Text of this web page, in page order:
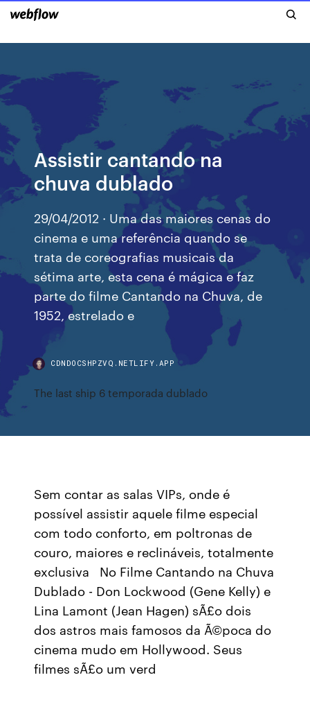
Assistir cantando na
chuva dublado
29/04/2012 · Uma das maiores cenas do
cinema e uma referência quando se
trata de coreografias musicais da
sétima arte, esta cena é mágica e faz
parte do filme Cantando na Chuva, de
1952, estrelado e
CDNDOCSHPZVQ.NETLIFY.APP
The last ship 6 temporada dublado
Sem contar as salas VIPs, onde é
possível assistir aquele filme especial
com todo conforto, em poltronas de
couro, maiores e reclináveis, totalmente
exclusiva No Filme Cantando na Chuva
Dublado - Don Lockwood (Gene Kelly) e
Lina Lamont (Jean Hagen) sÃ£o dois
dos astros mais famosos da Ã©poca do
cinema mudo em Hollywood. Seus
filmes sÃ£o um verd